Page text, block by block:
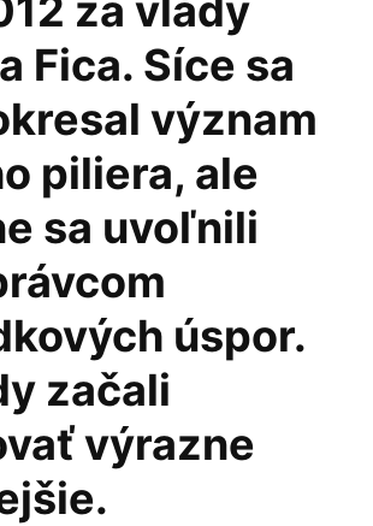
za vlády
Fica. Síce sa
význam
piliera, ale
sa uvoľnili
úspor.
začali
výrazne